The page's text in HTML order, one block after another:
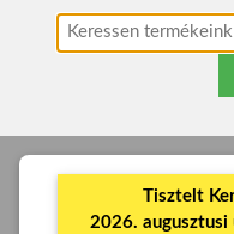
Tisztelt
2026.